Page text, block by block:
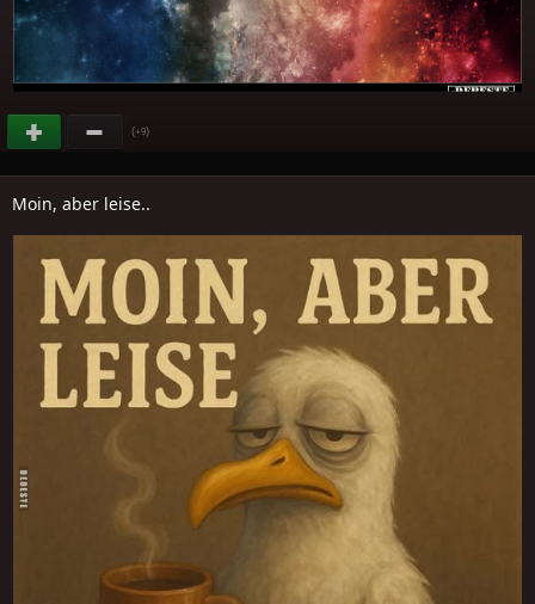
(+9)
Moin, aber leise..